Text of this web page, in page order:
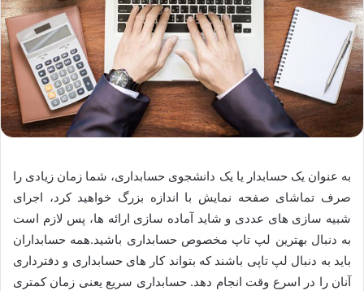
به عنوان یک حسابدار یا یک دانشجوی حسابداری، شما زمان زیادی را
صرف تماشای صفحه نمایش با اندازه بزرگ خواهید کرد، اجرای
شبیه سازی های عددی و شاید آماده سازی ارائه ها، پس لازم است
به دنبال بهترین لپ تاپ مخصوص حسابداری باشید.همه حسابداران
باید به دنبال لپ تاپی باشند که بتواند کار های حسابداری و دفترداری
آنان را در اسرع وقت انجام دهد. حسابداری سریع یعنی زمان کمتری